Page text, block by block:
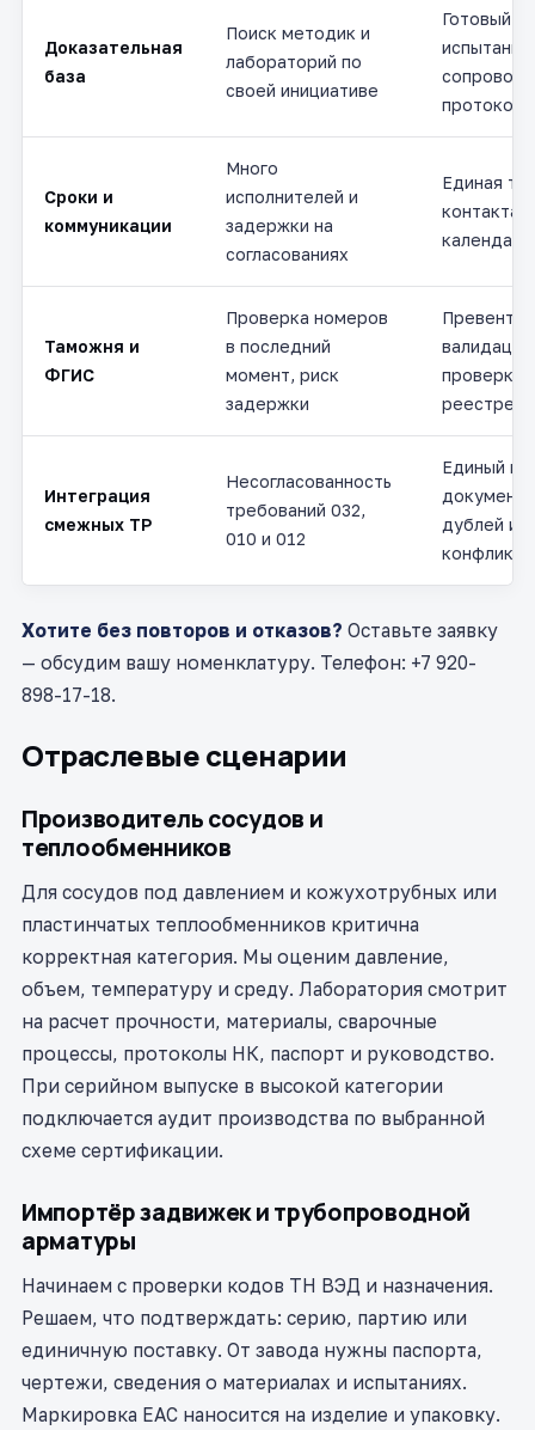
Доказательная
база
Поиск методик и
лабораторий по
своей инициативе
Готовый
испытаний
Сроки и
коммуникации
Много
исполнителей и
задержки на
согласованиях
Единая
контакта
Таможня и
ФГИС
Проверка номеров
в последний
момент, риск
задержки
проверка
реестре
Интеграция
смежных ТР
Несогласованность
требований 032,
010 и 012
Единый
дублей и
Хотите без повторов и отказов? Оставьте заявку
— обсудим вашу номенклатуру. Телефон: +7 920-
898-17-18.
Отраслевые сценарии
Производитель сосудов и
теплообменников
Для сосудов под давлением и кожухотрубных или
пластинчатых теплообменников критична
корректная категория. Мы оценим давление,
объем, температуру и среду. Лаборатория смотрит
на расчет прочности, материалы, сварочные
процессы, протоколы НК, паспорт и руководство.
При серийном выпуске в высокой категории
подключается аудит производства по выбранной
схеме сертификации.
Импортёр задвижек и трубопроводной
арматуры
Начинаем с проверки кодов ТН ВЭД и назначения.
Решаем, что подтверждать: серию, партию или
единичную поставку. От завода нужны паспорта,
чертежи, сведения о материалах и испытаниях.
Маркировка ЕАС наносится на изделие и упаковку.